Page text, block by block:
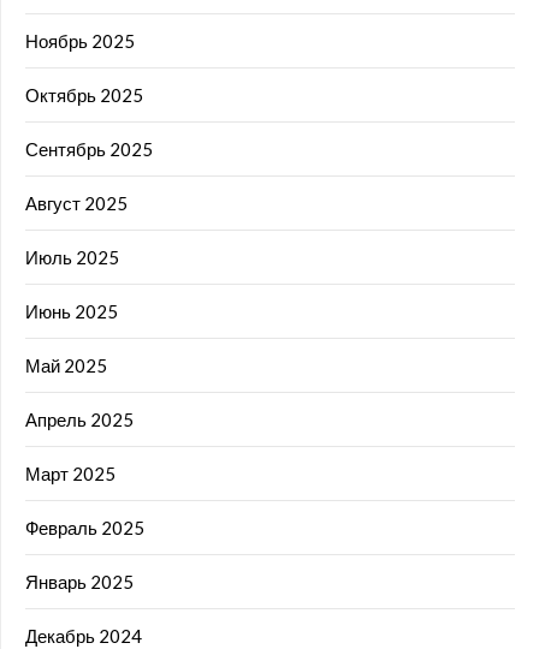
Ноябрь 2025
Октябрь 2025
Сентябрь 2025
Август 2025
Июль 2025
Июнь 2025
Май 2025
Апрель 2025
Март 2025
Февраль 2025
Январь 2025
Декабрь 2024